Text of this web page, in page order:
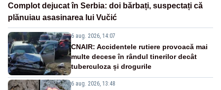
Complot dejucat în Serbia: doi bărbați, suspectați că
plănuiau asasinarea lui Vučić
6 aug. 2026, 14:07
CNAIR: Accidentele rutiere provoacă mai
multe decese în rândul tinerilor decât
tuberculoza și drogurile
6 aug. 2026, 13:48